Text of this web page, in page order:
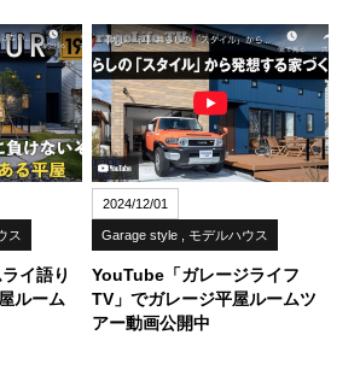
ス
イ語り
ルーム
2024/12/01
Garage style モデルハウス
YouTube「ガレージライフ
TV」でガレージ平屋ルームツ
アー動画公開中